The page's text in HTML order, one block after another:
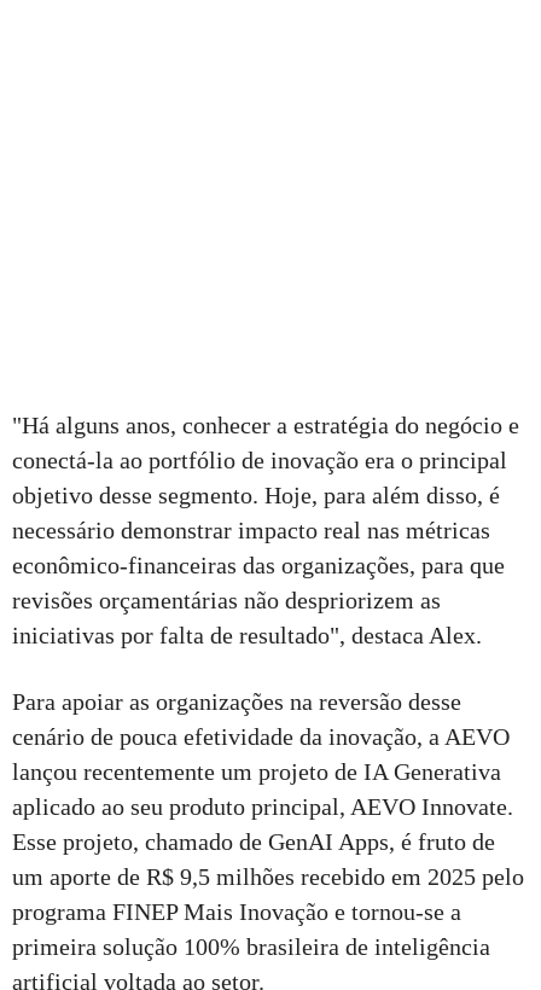
"Há alguns anos, conhecer a estratégia do negócio e
conectá-la ao portfólio de inovação era o principal
objetivo desse segmento. Hoje, para além disso, é
necessário demonstrar impacto real nas métricas
econômico-financeiras das organizações, para que
revisões orçamentárias não despriorizem as
iniciativas por falta de resultado", destaca Alex.
Para apoiar as organizações na reversão desse
cenário de pouca efetividade da inovação, a AEVO
lançou recentemente um projeto de IA Generativa
aplicado ao seu produto principal, AEVO Innovate.
Esse projeto, chamado de GenAI Apps, é fruto de
um aporte de R$ 9,5 milhões recebido em 2025 pelo
programa FINEP Mais Inovação e tornou-se a
primeira solução 100% brasileira de inteligência
artificial voltada ao setor.